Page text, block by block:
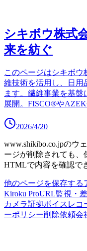
シキボウ株式
来を紡ぐ
このページはシキボ
維技術を活用し、日用
ます。繊維事業を基
展開。FISCO®や
2026/4/20
www.shikibo.co.jpのウ
ージが削除されても、
HTMLで内容を確認で
他のページを保存する
Kiroku ProURL監視・
カメラ証拠ボイスレコ
ーポリシー削除依頼会